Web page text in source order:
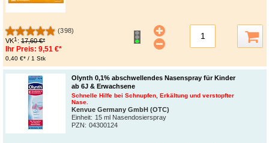
(398)
VK1: 17,60 €*
Ihr Preis: 9,51 €*
0,40 €* / 1 Stk
Olynth 0,1% abschwellendes Nasenspray für Kinder
ab 6J & Erwachsene
Schnelle Hilfe bei Schnupfen, Erkältung und verstopfter
Nase.
Kenvue Germany GmbH (OTC)
Einheit: 15 ml Nasendosierspray
PZN: 04300124